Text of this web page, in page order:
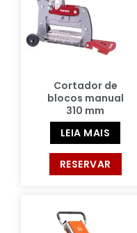
Cortador de
blocos manual
310 mm
LEIA MAIS
RESERVAR